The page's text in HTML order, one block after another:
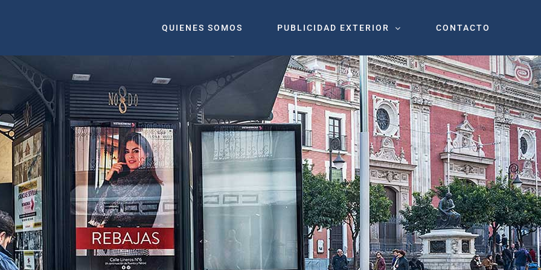
QUIENES SOMOS PUBLICIDAD EXTERIOR CONTACTO